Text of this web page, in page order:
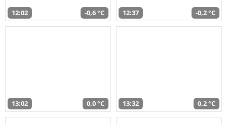
12:02 -0,6 °C 12:37 -0,2 °C
13:02 0,0 °C 13:32 0,2 °C